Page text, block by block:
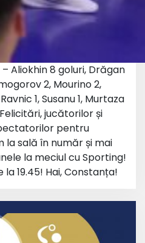
– Aliokhin 8 goluri, Drăgan
2, Mourino 2,
1, Susanu 1, Murtaza
jucătorilor și
pentru
sală în număr și mai
la meciul cu Sporting!
19.45! Hai, Constanța!